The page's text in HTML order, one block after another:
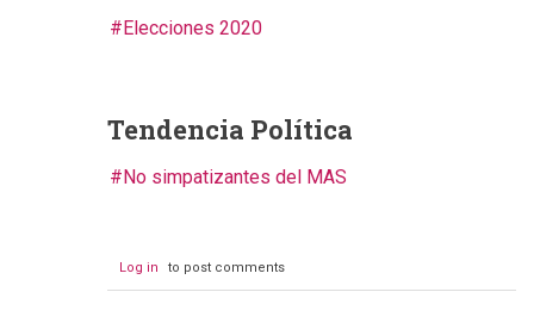
Elecciones 2020
Tendencia Política
No simpatizantes del MAS
Log in to post comments